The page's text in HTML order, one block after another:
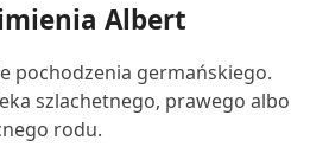
Albert
pochodzenia germańskiego.
szlachetnego, prawego albo
rodu.